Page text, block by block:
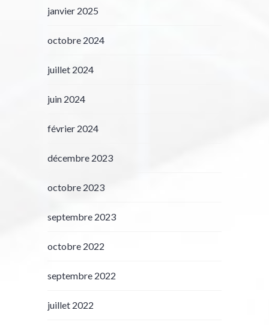
janvier 2025
octobre 2024
juillet 2024
juin 2024
février 2024
décembre 2023
octobre 2023
septembre 2023
octobre 2022
septembre 2022
juillet 2022